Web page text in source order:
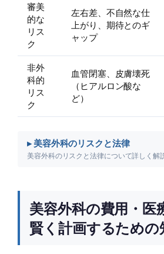
審美
的な
リス
ク
左右差、不自然な仕
上がり、期待とのギ
ャップ
非外
科的
リス
ク
血管閉塞、皮膚壊死
（ヒアルロン酸な
ど）
▸ 美容外科のリスクと法律
美容外科の費用・医
賢く計画するための